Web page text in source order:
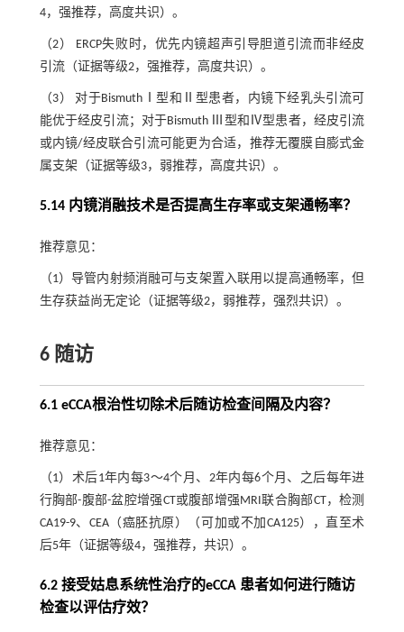
4，强推荐，高度共识）。
（2） ERCP失败时，优先内镜超声引导胆道引流而非经皮
引流（证据等级2，强推荐，高度共识）。
（3） 对于BismuthⅠ型和Ⅱ型患者，内镜下经乳头引流可
能优于经皮引流；对于Bismuth Ⅲ型和Ⅳ型患者，经皮引流
或内镜/经皮联合引流可能更为合适，推荐无覆膜自膨式金
属支架（证据等级3，弱推荐，高度共识）。
5.14 内镜消融技术是否提高生存率或支架通畅率？
推荐意见：
（1）导管内射频消融可与支架置入联用以提高通畅率，但
生存获益尚无定论（证据等级2，弱推荐，强烈共识）。
6 随访
6.1 eCCA根治性切除术后随访检查间隔及内容？
推荐意见：
（1）术后1年内每3～4个月、2年内每6个月、之后每年进
行胸部-腹部-盆腔增强CT或腹部增强MRI联合胸部CT，检测
CA19-9、CEA（癌胚抗原）（可加或不加CA125），直至术
后5年（证据等级4，强推荐，共识）。
6.2 接受姑息系统性治疗的eCCA 患者如何进行随访
检查以评估疗效？